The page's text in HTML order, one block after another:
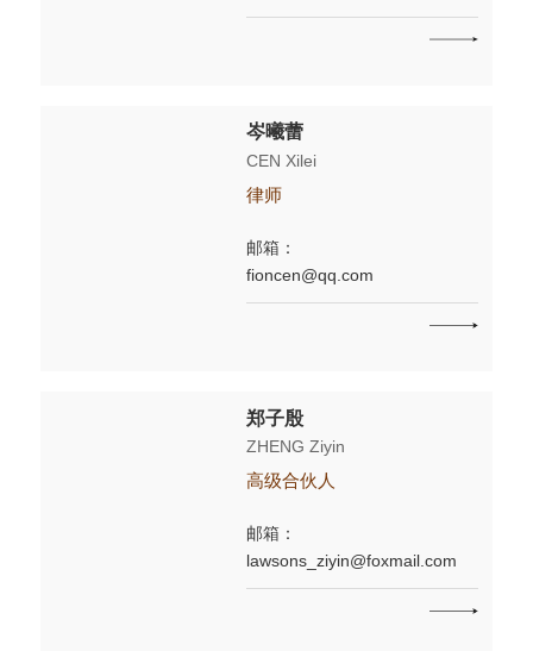
岑曦蕾
CEN Xilei
律师
邮箱：
fioncen@qq.com
郑子殷
ZHENG Ziyin
高级合伙人
邮箱：
lawsons_ziyin@foxmail.com